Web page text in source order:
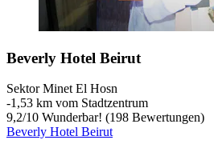
Beverly Hotel Beirut
Sektor Minet El Hosn
‐1,53 km vom Stadtzentrum
9,2/10 Wunderbar! (198 Bewertungen)
Beverly Hotel Beirut